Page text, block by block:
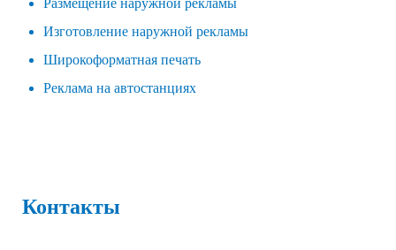
Размещение наружной рекламы
Изготовление наружной рекламы
Широкоформатная печать
Реклама на автостанциях
Контакты